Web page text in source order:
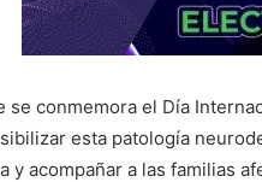
se conmemora el Día
esta patología
y acompañar a las familias